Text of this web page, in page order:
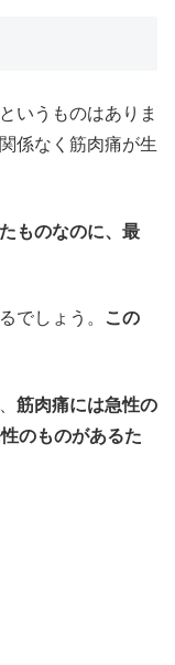
いうものはありま
係なく筋肉痛が生
ものなのに、最
でしょう。
この
筋肉痛には急性の
のものがあるた